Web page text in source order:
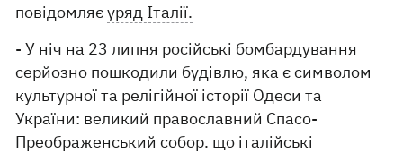
повідомляєуряд Італії.
- У ніч на 23 липня російські бомбардування
серйозно пошкодили будівлю, яка є символом
культурної та релігійної історії Одеси та
України: великий православний Спасо-
Преображенський собор. що італійські